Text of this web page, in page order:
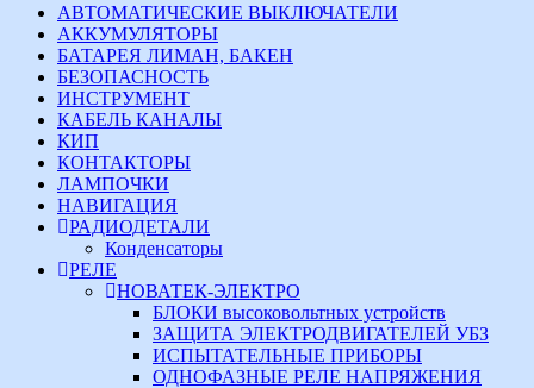
АВТОМАТИЧЕСКИЕ ВЫКЛЮЧАТЕЛИ
АККУМУЛЯТОРЫ
БАТАРЕЯ ЛИМАН, БАКЕН
БЕЗОПАСНОСТЬ
ИНСТРУМЕНТ
КАБЕЛЬ КАНАЛЫ
КИП
КОНТАКТОРЫ
ЛАМПОЧКИ
НАВИГАЦИЯ
РАДИОДЕТАЛИ
Конденсаторы
РЕЛЕ
НОВАТЕК-ЭЛЕКТРО
БЛОКИ высоковольтных устройств
ЗАЩИТА ЭЛЕКТРОДВИГАТЕЛЕЙ УБЗ
ИСПЫТАТЕЛЬНЫЕ ПРИБОРЫ
ОДНОФАЗНЫЕ РЕЛЕ НАПРЯЖЕНИЯ